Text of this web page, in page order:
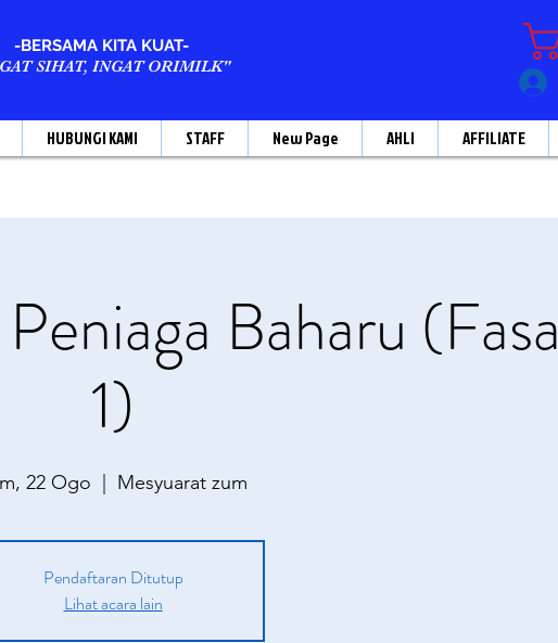
-BERSAMA KITA KUAT-
SIHAT, INGAT ORIMILK"
Baharu (Fasa
1)
22 Ogo Mesyuarat zum
Pendaftaran Ditutup
Lihat acara lain
HUBUNGI KAMI STAFF New Page AHLI AFFILIATE